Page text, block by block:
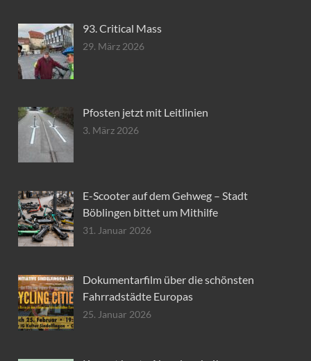
93. Critical Mass
29. März 2026
Pfosten jetzt mit Leitlinien
3. März 2026
E-Scooter auf dem Gehweg – Stadt
Böblingen bittet um Mithilfe
31. Januar 2026
Dokumentarfilm über die schönsten
Fahrradstädte Europas
25. Januar 2026